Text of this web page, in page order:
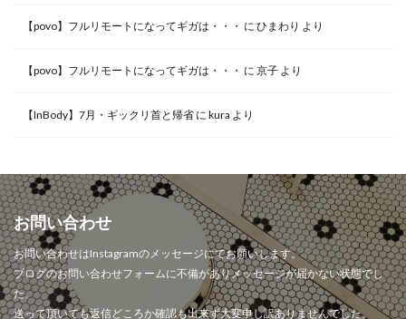
【povo】フルリモートになってギガは・・・ に ひまわり より
【povo】フルリモートになってギガは・・・ に 京子 より
【InBody】7月・ギックリ首と帰省 に kura より
お問い合わせ
お問い合わせはInstagramのメッセージにてお願いします。
ブログのお問い合わせフォームに不備がありメッセージが届かない状態でし
た。
送って頂いても返信どころか確認も出来ず大変申し訳ありませんでした。